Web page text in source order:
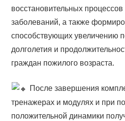
восстановительных
заболеваний, а также
способствующих увеличению
долголетия и
граждан пожилого возраста.
После завершения
тренажерах и модулях и при
положительной динамики